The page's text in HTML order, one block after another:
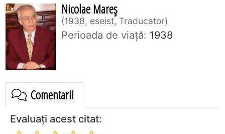
Nicolae Mareș
1938, eseist, Traducator
Perioada de viaţă: 1938
Comentarii
Evaluați acest citat: